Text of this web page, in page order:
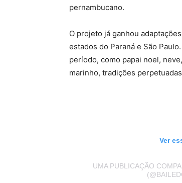
pernambucano.
O projeto já ganhou
estados do Paraná e São
período, como papai noel,
marinho, tradições
Ver
UMA PUBLICAÇÃO